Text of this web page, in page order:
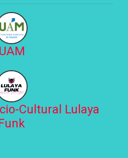
UAM
Cultural Lulaya